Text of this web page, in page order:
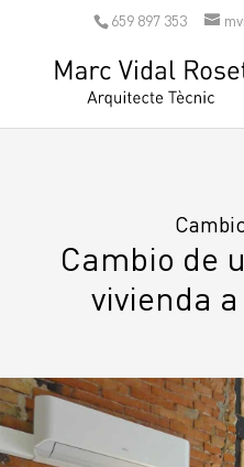
659 897 353
Cambio de
vivienda